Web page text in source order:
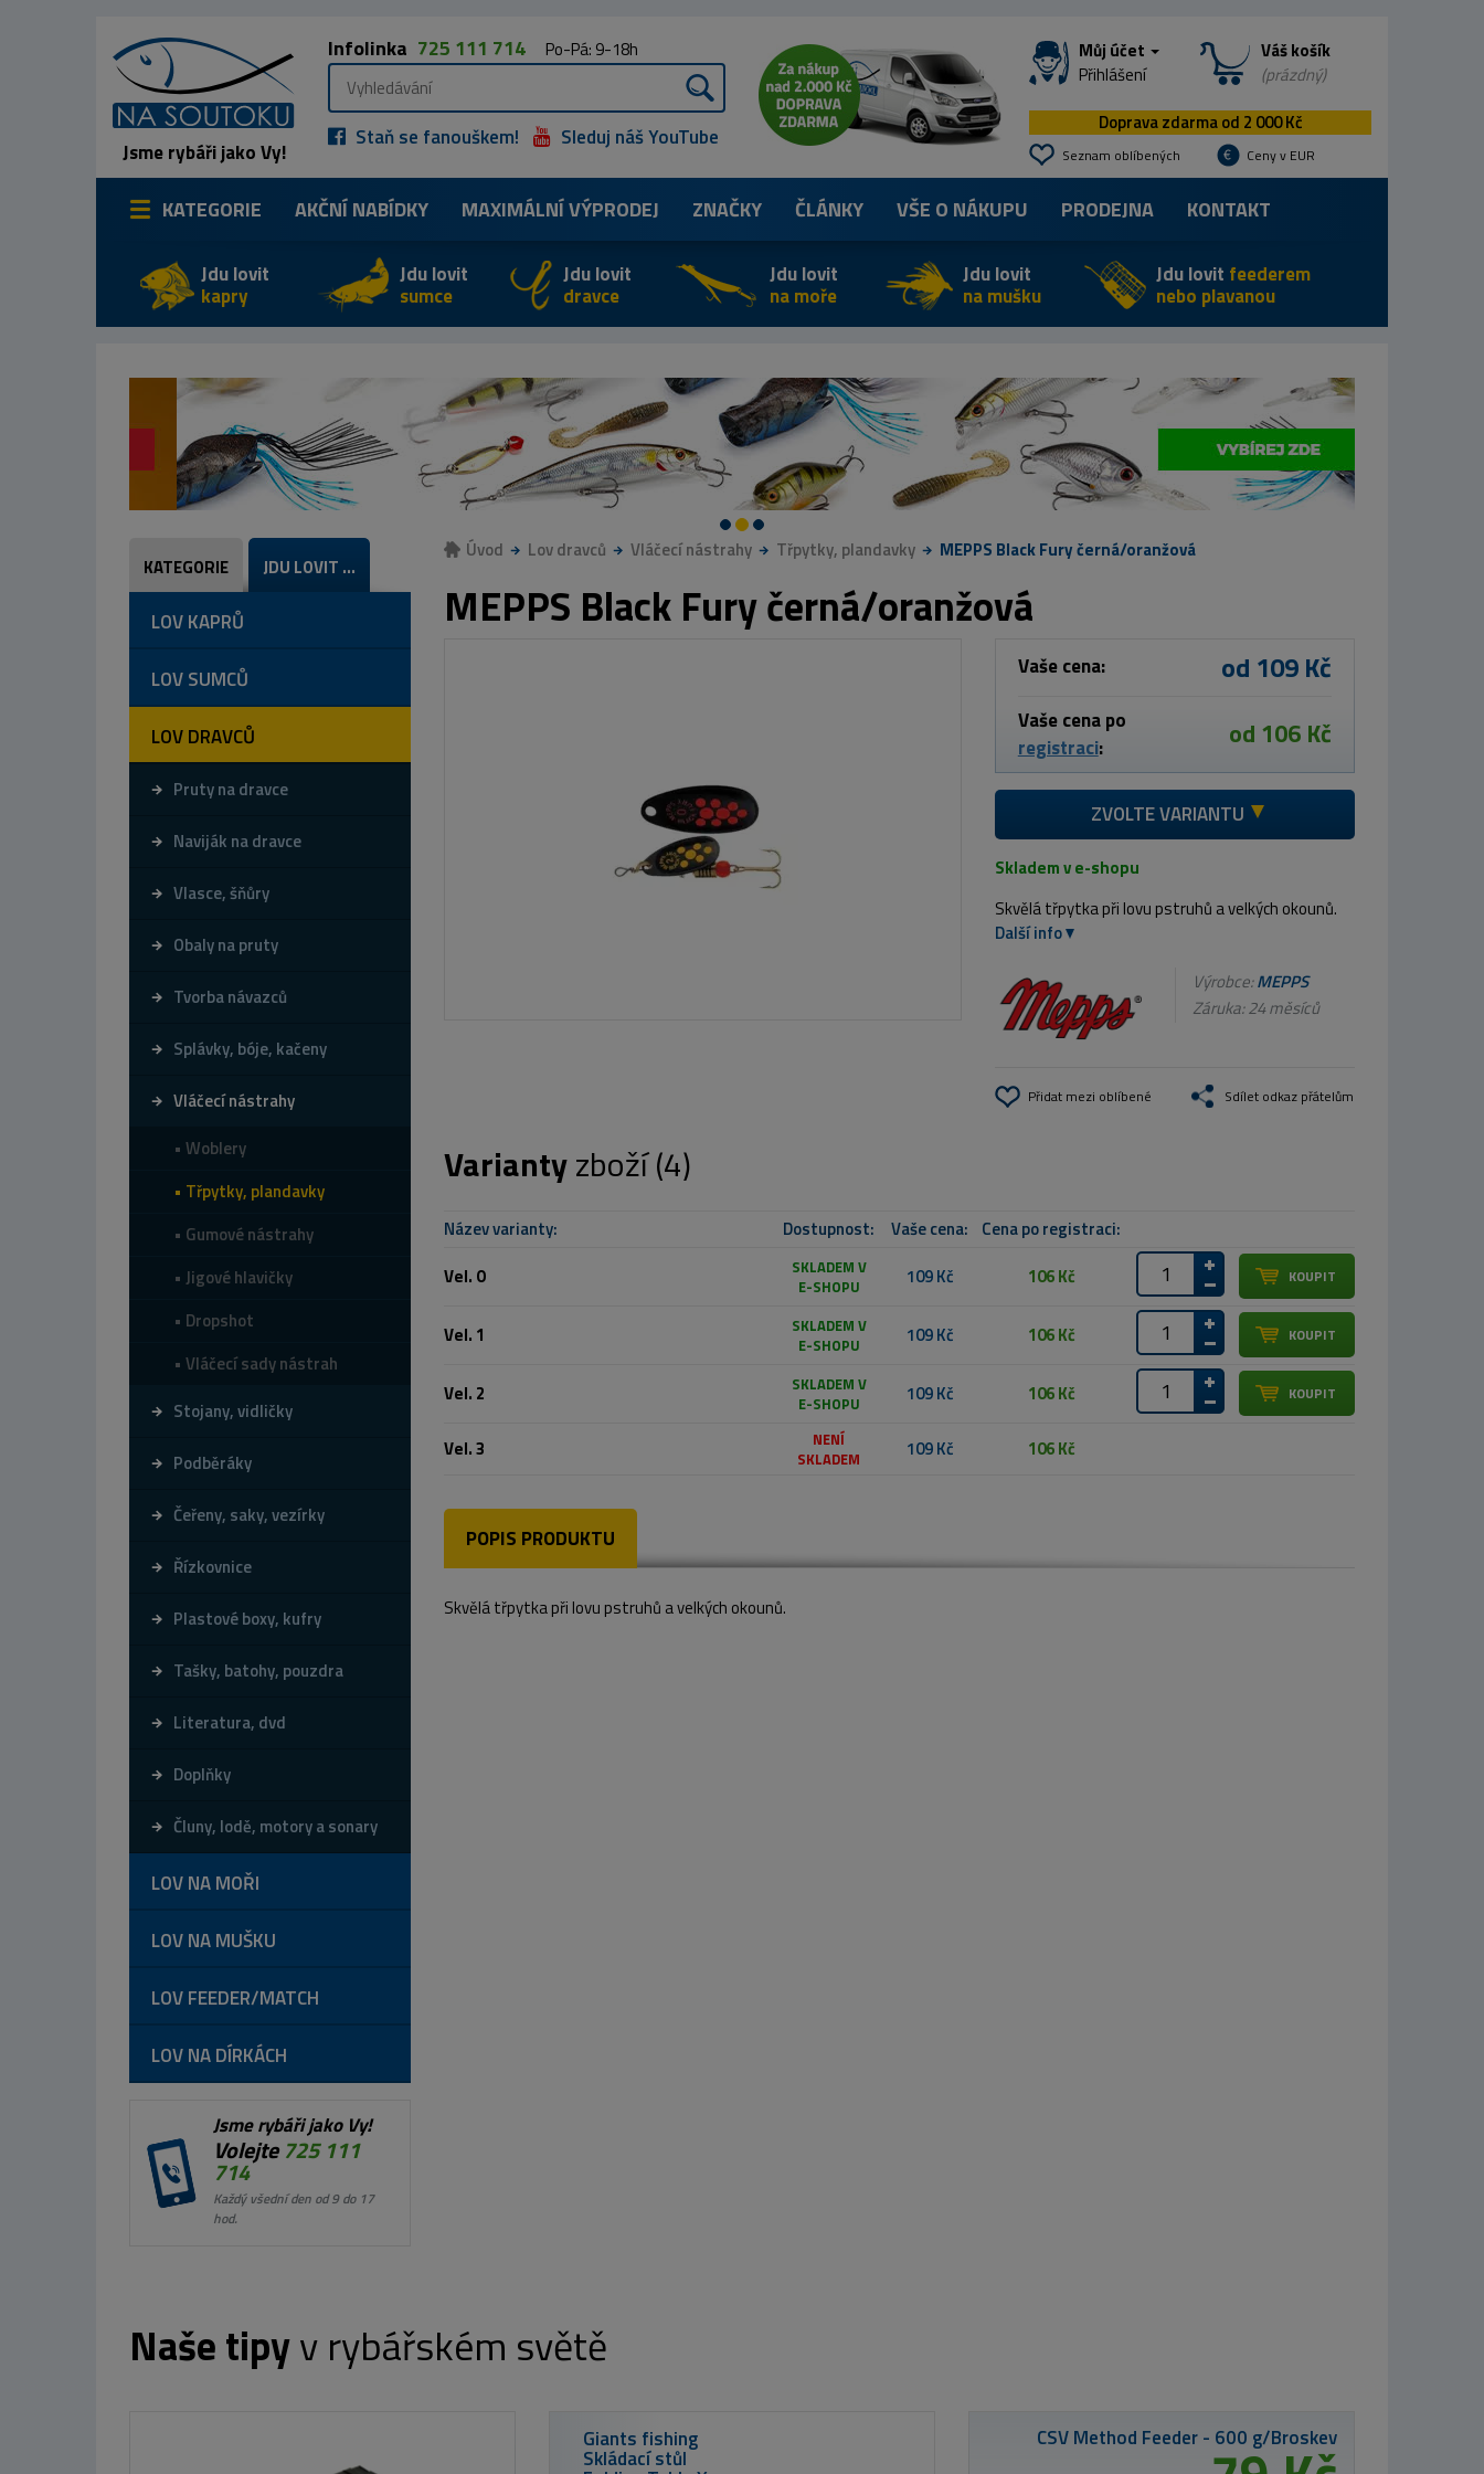
Jsme rybáři jako Vy!
Infolinka 725 111 714 Po-Pá: 9-18h
Staň se fanouškem! Sleduj náš YouTube
Můj účet
Přihlášení
Váš košík
(prázdný)
Doprava zdarma od 2 000 Kč
Seznam oblíbených Ceny v EUR
KATEGORIE AKČNÍ NABÍDKY MAXIMÁLNÍVÝPRODEJ ZNAČKY ČLÁNKY VŠE O NÁKUPU PRODEJNA KONTAKT
Jdu lovit
kapry
Jdu lovit
sumce
Jdu lovit
dravce
Jdu lovit
na moře
Jdu lovit
na mušku
Jdu lovit feederem
nebo plavanou
KATEGORIE JDU LOVIT ...
LOV KAPRŮ
LOV SUMCŮ
LOV DRAVCŮ
Pruty na dravce
Naviják na dravce
Vlasce, šňůry
Obaly na pruty
Tvorba návazců
Splávky, bóje, kačeny
Vláčecí nástrahy
Woblery
Třpytky, plandavky
Gumové nástrahy
Jigové hlavičky
Dropshot
Vláčecí sady nástrah
Stojany, vidličky
Podběráky
Čeřeny, saky, vezírky
Řízkovnice
Plastové boxy, kufry
Tašky, batohy, pouzdra
Literatura, dvd
Doplňky
Čluny, lodě, motory a sonary
LOV NA MOŘI
LOV NA MUŠKU
LOV FEEDER/MATCH
LOV NA DÍRKÁCH
Jsme rybáři jako Vy!
Volejte725 111
714
Každý všední den od 9 do 17
hod.
Úvod Lov dravců Vláčecí nástrahy Třpytky, plandavky MEPPS Black Fury černá/oranžová
MEPPS Black Fury černá/oranžová
Vaše cena: od 109 Kč
Vaše cena po
registraci: od 106 Kč
ZVOLTE VARIANTU
Skladem v e-shopu
Skvělá třpytka při lovu pstruhů a velkých okounů.
Další info
Výrobce:MEPPS
Záruka: 24 měsíců
Přidat mezi oblíbené Sdílet odkaz přátelům
Variantyzboží (4)
Název varianty: Dostupnost: Vaše cena:
Cena po registraci:
Vel. 0
SKLADEM V
E-SHOPU
109 Kč 106 Kč
Vel. 1
SKLADEM V
E-SHOPU
109 Kč 106 Kč
Vel. 2
SKLADEM V
E-SHOPU
109 Kč 106 Kč
Vel. 3
NENÍ
SKLADEM
109 Kč 106 Kč
POPIS PRODUKTU
Skvělá třpytka při lovu pstruhů a velkých okounů.
Naše tipyv rybářském světě
CSV Method Feeder - 600 g/Broskev MIKBAITS X-
Class boilie 4kg -